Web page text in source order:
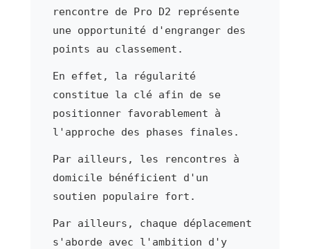
rencontre de Pro D2 représente
une opportunité d'engranger des
points au classement.
En effet, la régularité
constitue la clé afin de se
positionner favorablement à
l'approche des phases finales.
Par ailleurs, les rencontres à
domicile bénéficient d'un
soutien populaire fort.
Par ailleurs, chaque déplacement
s'aborde avec l'ambition d'y